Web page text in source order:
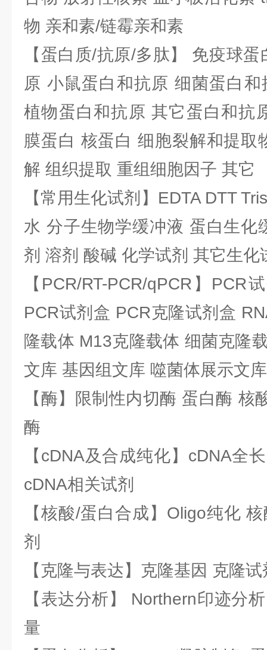
物 亲和素/链霉亲和素
【蛋白质/抗原/多肽】 免疫球
原 小鼠蛋白和抗原 细菌蛋白
植物蛋白和抗原 其它蛋白和抗
膜蛋白 核蛋白 细胞裂解和提取
解 组织提取 重组细胞因子 其它
【常用生化试剂】EDTA DTT
水 分子生物学缓冲液 蛋白生化
剂 溶剂 酸碱 化学试剂 其它生化
【PCR/RT-PCR/qPCR】PCR
PCR试剂盒 PCR克隆试剂盒
隆载体 M13克隆载体 细菌克隆
文库 基因组文库 噬菌体展示文库
【酶】限制性内切酶 蛋白酶 核
酶
【cDNA及合成纯化】cDNA全
cDNA相关试剂
【核酸/蛋白合成】Oligo纯化
剂
【克隆与表达】克隆基因 克隆
【表达分析】 Northern印迹分
量